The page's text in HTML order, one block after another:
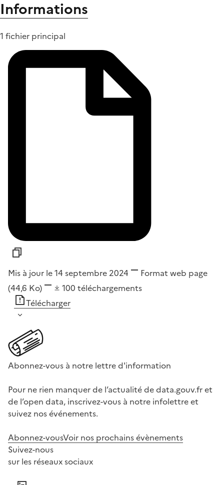
Informations
1 fichier principal
Mis à jour le 14 septembre 2024 Format web page
(44,6 Ko)
100 téléchargements
Télécharger
Abonnez-vous à notre lettre d'information
Pour ne rien manquer de l’actualité de data.gouv.fr et
de l’open data, inscrivez-vous à notre infolettre et
suivez nos événements.
Abonnez-vousVoir nos prochains évènements
Suivez-nous
sur les réseaux sociaux